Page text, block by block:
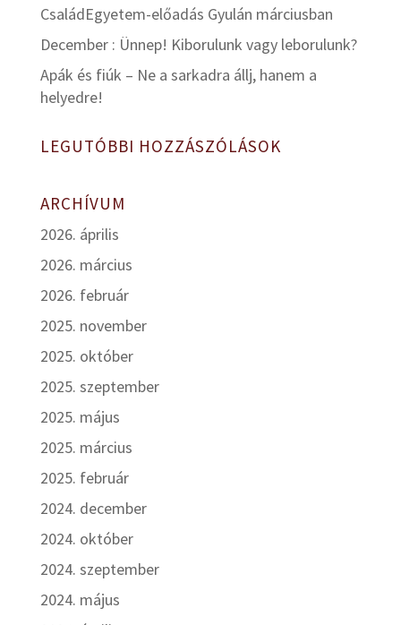
CsaládEgyetem-előadás Gyulán márciusban
December : Ünnep! Kiborulunk vagy leborulunk?
Apák és fiúk – Ne a sarkadra állj, hanem a
helyedre!
LEGUTÓBBI HOZZÁSZÓLÁSOK
ARCHÍVUM
2026. április
2026. március
2026. február
2025. november
2025. október
2025. szeptember
2025. május
2025. március
2025. február
2024. december
2024. október
2024. szeptember
2024. május